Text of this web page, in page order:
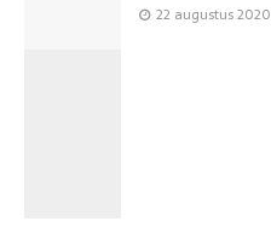
22 augustus 2020